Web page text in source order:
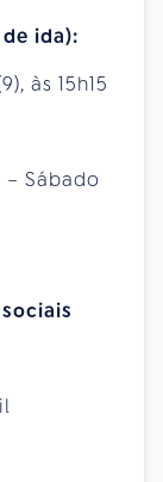
ida):
às 15h15
Sábado